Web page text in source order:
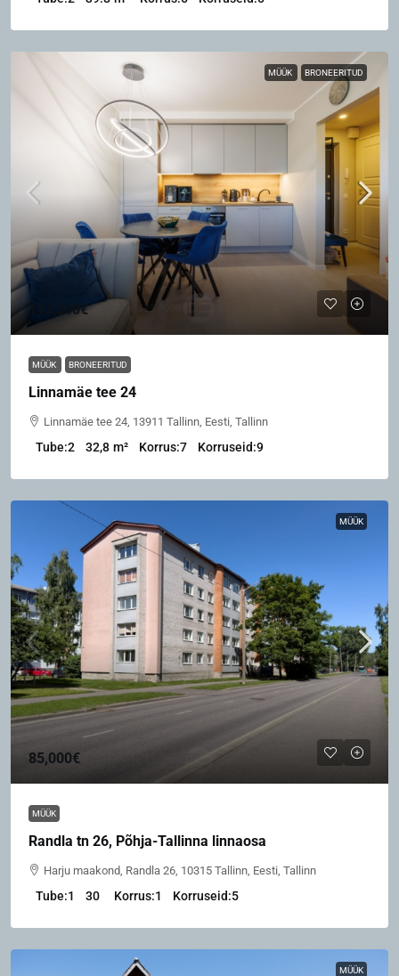
MÜÜK BRONEERITUD
113,500€
MÜÜK BRONEERITUD
Linnamäe tee 24
Linnamäe tee 24, 13911 Tallinn, Eesti, Tallinn
Tube:2 32,8 m² Korrus:7 Korruseid:9
MÜÜK
85,000€
MÜÜK
Randla tn 26, Põhja-Tallinna linnaosa
Harju maakond, Randla 26, 10315 Tallinn, Eesti, Tallinn
Tube:1 30 Korrus:1 Korruseid:5
MÜÜK